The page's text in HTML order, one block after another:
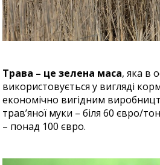
Трава – це зелена маса, яка в
використовується у вигляді
економічно вигідним
трав’яної муки – біля 60 євро/
– понад 100 євро.